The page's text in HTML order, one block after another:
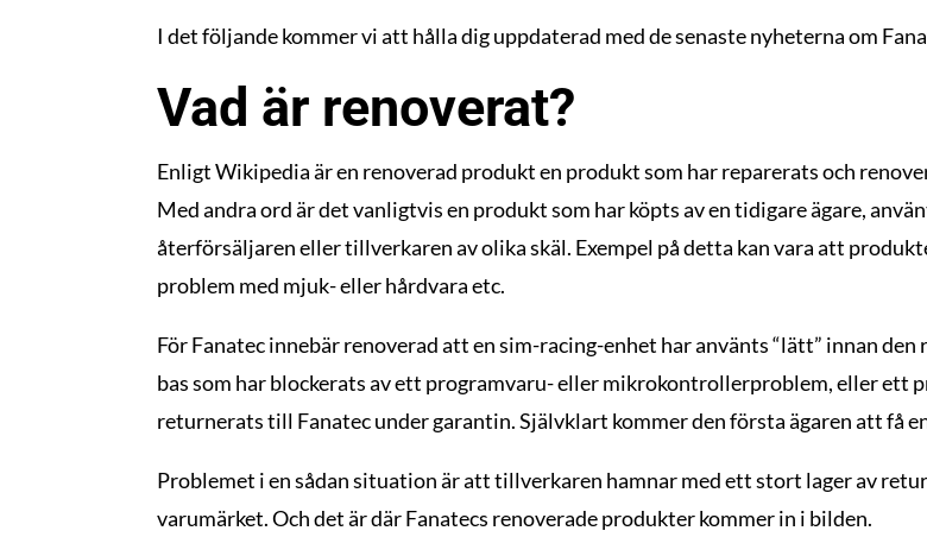
I det följande kommer vi att hålla dig uppdaterad med de senaste nyheterna om
Vad är renoverat?
Enligt Wikipedia är en renoverad produkt en produkt som har reparerats och
Med andra ord är det vanligtvis en produkt som har köpts av en tidigare ägare,
återförsäljaren eller tillverkaren av olika skäl. Exempel på detta kan vara att
problem med mjuk- eller hårdvara etc.
För Fanatec innebär renoverad att en sim-racing-enhet har använts “lätt” innan
bas som har blockerats av ett programvaru- eller mikrokontrollerproblem, eller ett
returnerats till Fanatec under garantin. Självklart kommer den första ägaren att få
Problemet i en sådan situation är att tillverkaren hamnar med ett stort lager av
varumärket. Och det är där Fanatecs renoverade produkter kommer in i bilden.